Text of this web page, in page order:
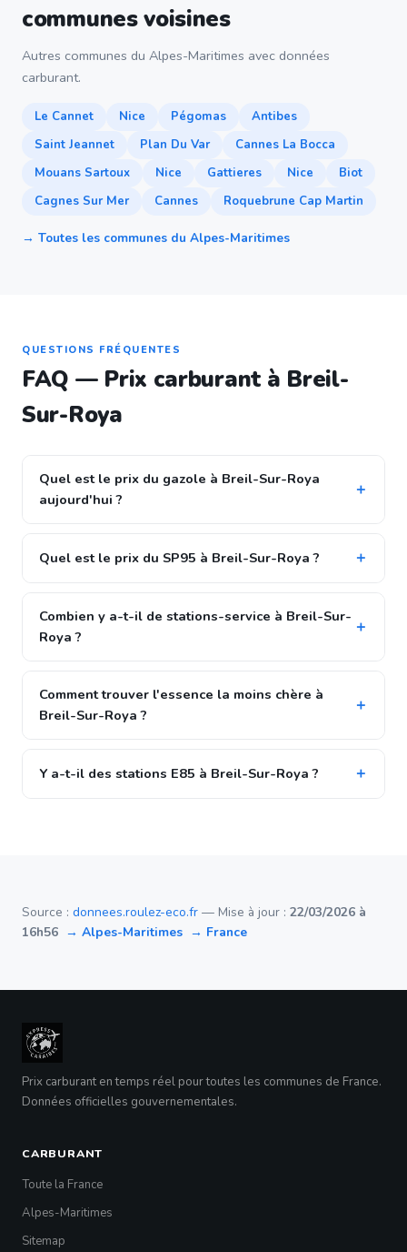
communes voisines
Autres communes du Alpes-Maritimes avec données
carburant.
Le Cannet Nice Pégomas
Antibes
Saint Jeannet
Plan Du Var
Cannes La Bocca
Mouans Sartoux
Nice Gattieres Nice
Biot
Cagnes Sur Mer
Cannes Roquebrune Cap Martin
→ Toutes les communes du Alpes-Maritimes
QUESTIONS FRÉQUENTES
FAQ — Prix carburant à Breil-
Sur-Roya
Quel est le prix du gazole à Breil-Sur-Roya
aujourd'hui ?
Quel est le prix du SP95 à Breil-Sur-Roya ?
Combien y a-t-il de stations-service à Breil-Sur-
Roya ?
Comment trouver l'essence la moins chère à
Breil-Sur-Roya ?
Y a-t-il des stations E85 à Breil-Sur-Roya ?
Source : donnees.roulez-eco.fr — Mise à jour : 22/03/2026 à
16h56 → Alpes-Maritimes → France
Prix carburant en temps réel pour toutes les communes de France.
Données officielles gouvernementales.
CARBURANT
Toute la France
Alpes-Maritimes
Sitemap